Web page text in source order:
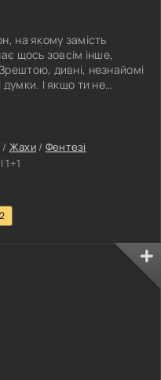
на якому замість
щось зовсім інше,
дивні, незнайомі
І якщо ти не
І тут з’ясовується,
Але як це
цій історії
турбувати
/ Жахи/ Фентезі